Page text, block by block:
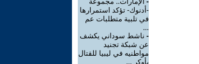
-أدنوك- تؤكد استمرارها
في تلبية متطلبات عم
...
- ناشط سوداني يكشف
عن شبكة تجنيد
مواطنيه في ليبيا للقتال
بأوكر ...